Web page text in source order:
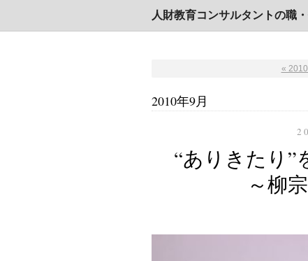
人財教育コンサルタントの職
«
2010年9月
“ありきたり”
～柳